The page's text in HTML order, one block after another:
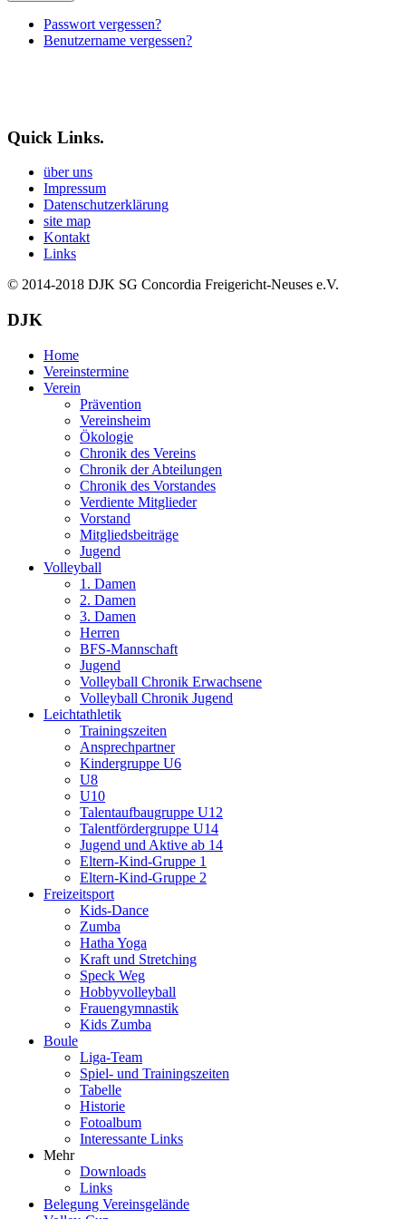
Passwort vergessen?
Benutzername vergessen?
Quick Links.
über uns
Impressum
Datenschutzerklärung
site map
Kontakt
Links
© 2014-2018 DJK SG Concordia Freigericht-Neuses e.V.
DJK
Home
Vereinstermine
Verein
Prävention
Vereinsheim
Ökologie
Chronik des Vereins
Chronik der Abteilungen
Chronik des Vorstandes
Verdiente Mitglieder
Vorstand
Mitgliedsbeiträge
Jugend
Volleyball
1. Damen
2. Damen
3. Damen
Herren
BFS-Mannschaft
Jugend
Volleyball Chronik Erwachsene
Volleyball Chronik Jugend
Leichtathletik
Trainingszeiten
Ansprechpartner
Kindergruppe U6
U8
U10
Talentaufbaugruppe U12
Talentfördergruppe U14
Jugend und Aktive ab 14
Eltern-Kind-Gruppe 1
Eltern-Kind-Gruppe 2
Freizeitsport
Kids-Dance
Zumba
Hatha Yoga
Kraft und Stretching
Speck Weg
Hobbyvolleyball
Frauengymnastik
Kids Zumba
Boule
Liga-Team
Spiel- und Trainingszeiten
Tabelle
Historie
Fotoalbum
Interessante Links
Mehr
Downloads
Links
Belegung Vereinsgelände